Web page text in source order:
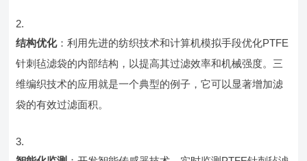
结构优化：利用先进的纺织技术和计算机模拟手段优化PTFE
针刺毡滤袋的内部结构，以提高其过滤效率和机械强度。三
维编织技术的应用就是一个典型的例子，它可以显著增加滤
袋的有效过滤面积。